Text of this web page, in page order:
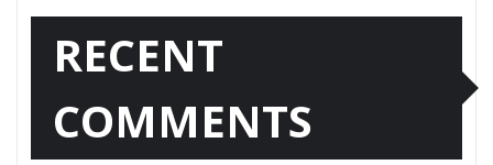
RECENT
COMMENTS